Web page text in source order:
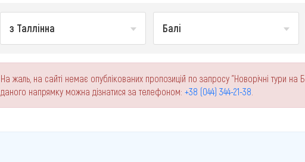
з Таллінна Балі
На жаль, на сайті немає опублікованих пропозицій по запросу "Новорічні тури на
даного напрямку можна дізнатися за телефоном: +38 (044) 344-21-38